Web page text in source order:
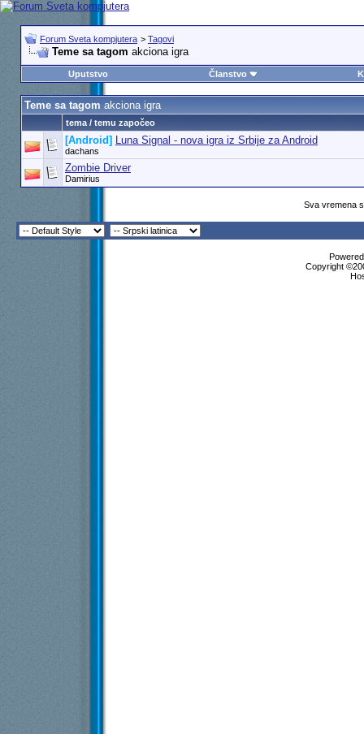
Forum Sveta kompjutera > Tagovi
Teme sa tagom akciona igra
Uputstvo Članstvo
Teme sa tagom akciona igra
tema / temu započeo
[Android] Luna Signal - nova igra iz Srbije za Android
dachans
Zombie Driver
Damirius
Sva vremena
Copyright